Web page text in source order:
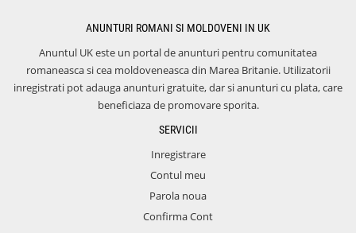
ANUNTURI ROMANI SI MOLDOVENI IN UK
Anuntul UK este un portal de anunturi pentru comunitatea
romaneasca si cea moldoveneasca din Marea Britanie. Utilizatorii
inregistrati pot adauga anunturi gratuite, dar si anunturi cu plata, care
beneficiaza de promovare sporita.
SERVICII
Inregistrare
Contul meu
Parola noua
Confirma Cont